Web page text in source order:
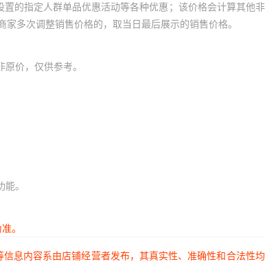
的指定人群单品优惠活动等各种优惠；该价格会计算其他
多次调整销售价格的，取当日最后展示的销售价格。
价，仅供参考。
。
。
息内容系由店铺经营者发布，其真实性、准确性和合法性